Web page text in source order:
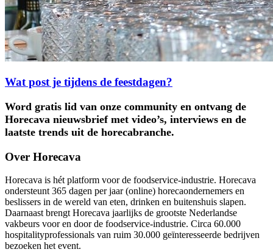
Wat post je tijdens de feestdagen?
Word gratis lid van onze community en ontvang de
Horecava nieuwsbrief met video’s, interviews en de
laatste trends uit de horecabranche.
Over Horecava
Horecava is hét platform voor de foodservice-industrie. Horecava
ondersteunt 365 dagen per jaar (online) horecaondernemers en
beslissers in de wereld van eten, drinken en buitenshuis slapen.
Daarnaast brengt Horecava jaarlijks de grootste Nederlandse
vakbeurs voor en door de foodservice-industrie. Circa 60.000
hospitalityprofessionals van ruim 30.000 geïnteresseerde bedrijven
bezoeken het event.